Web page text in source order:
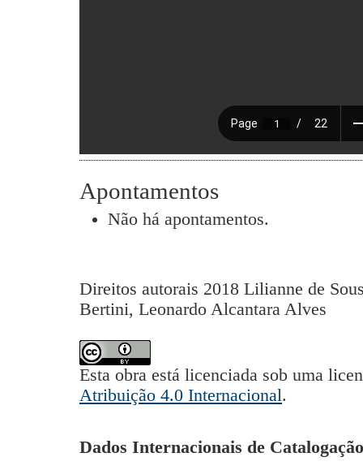
Apontamentos
Não há apontamentos.
Direitos autorais 2018 Lilianne de
Bertini, Leonardo Alcantara Alves
Esta obra está licenciada sob uma
Atribuição 4.0 Internacional.
Dados Internacionais de